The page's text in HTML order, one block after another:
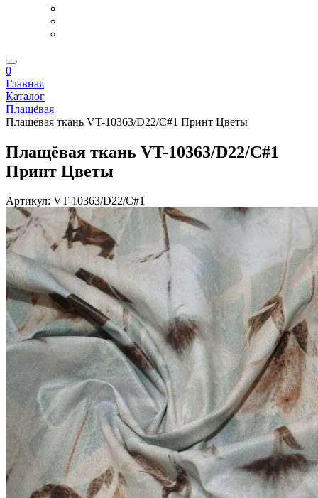
0
Главная
Каталог
Плащёвая
Плащёвая ткань VT-10363/D22/C#1 Принт Цветы
Плащёвая ткань VT-10363/D22/C#1
Принт Цветы
Артикул: VT-10363/D22/C#1